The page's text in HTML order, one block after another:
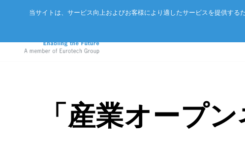
サーバー
EtherCAT®
CC-Link IE TSN
アドバネットについて
会社概要
ニュース
イベント
「産業オープ
当サイトは、サービス向上およびお客様により適したサービスを提供す